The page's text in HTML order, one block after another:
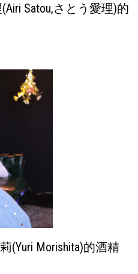
Satou,さとう愛理)的
(Yuri Morishita)的酒精